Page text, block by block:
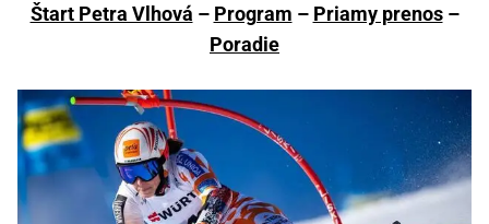
Štart Petra Vlhová – Program – Priamy prenos–
Poradie